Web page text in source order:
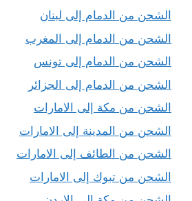
الشحن من الدمام إلى لبنان
الشحن من الدمام إلى المغرب
الشحن من الدمام إلى تونس
الشحن من الدمام إلى الجزائر
الشحن من مكة إلى الامارات
الشحن من المدينة إلى الامارات
الشحن من الطائف إلى الامارات
الشحن من تبوك إلى الامارات